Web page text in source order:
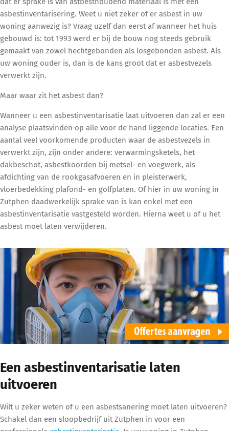
asbestinventarisering. Weet u niet zeker of er asbest in uw
woning aanwezig is? Vraag uzelf dan eerst af wanneer het huis
gebouwd is: tot 1993 werd er bij de bouw nog steeds gebruik
gemaakt van zowel hechtgebonden als losgebonden asbest. Als
uw woning ouder is, dan is de kans groot dat er asbestvezels
verwerkt zijn.
Maar waar zit het asbest dan?
Wanneer u een asbestinventarisatie laat uitvoeren dan zal er een
analyse plaatsvinden op alle voor de hand liggende locaties. Een
aantal veel voorkomende producten waar de asbestvezels in
verwerkt zijn, zijn onder andere: verwarmingsketels, het
dakbeschot, asbestkoorden bij metsel- en voegwerk, als
afdichting van de rookgasafvoeren en in pleisterwerk,
vloerbedekking plafond- en golfplaten. Of hier in uw woning in
Zutphen daadwerkelijk sprake van is kan enkel met een
asbestinventarisatie vastgesteld worden. Hierna weet u of u het
asbest moet laten verwijderen.
Een asbestinventarisatie laten
uitvoeren
Wilt u zeker weten of u een asbestsanering moet laten uitvoeren?
Schakel dan een sloopbedrijf uit Zutphen in voor een